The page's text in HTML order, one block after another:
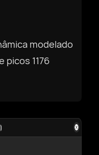
modelado
picos 1176